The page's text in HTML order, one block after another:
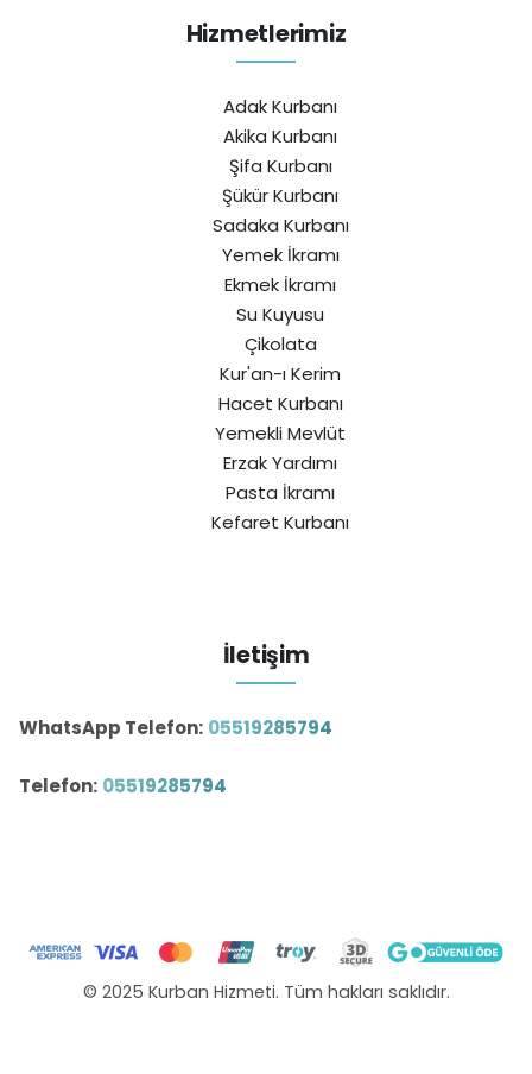
Hizmetlerimiz
Adak Kurbanı
Akika Kurbanı
Şifa Kurbanı
Şükür Kurbanı
Sadaka Kurbanı
Yemek İkramı
Ekmek İkramı
Su Kuyusu
Çikolata
Kur'an-ı Kerim
Hacet Kurbanı
Yemekli Mevlüt
Erzak Yardımı
Pasta İkramı
Kefaret Kurbanı
İletişim
WhatsApp Telefon: 05519285794
Telefon: 05519285794
© 2025 Kurban Hizmeti. Tüm hakları saklıdır.